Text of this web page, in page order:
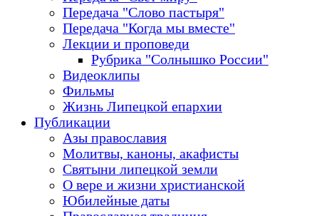
Передача "Слово пастыря"
Передача "Когда мы вместе"
Лекции и проповеди
Рубрика "Солнышко России"
Видеоклипы
Фильмы
Жизнь Липецкой епархии
Публикации
Азы православия
Молитвы, каноны, акафисты
Святыни липецкой земли
О вере и жизни христианской
Юбилейные даты